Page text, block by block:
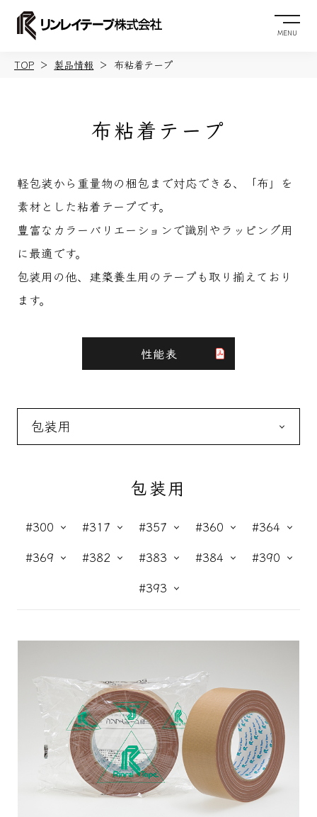
MENU
TOP 製品情報 布粘着テープ
布粘着テープ
軽包装から重量物の梱包まで対応できる、「布」を
素材とした粘着テープです。
豊富なカラーバリエーションで識別やラッピング用
に最適です。
包装用の他、建築養生用のテープも取り揃えており
ます。
性能表
包装用
養生用
包装用
#300 #317 #357 #360
#364
#369
#382 #383 #384
#390
#393